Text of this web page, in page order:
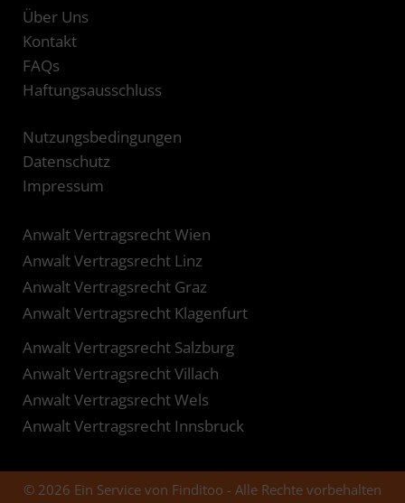
Über Uns
Kontakt
FAQs
Haftungsausschluss
Nutzungsbedingungen
Datenschutz
Impressum
Anwalt Vertragsrecht Wien
Anwalt Vertragsrecht Linz
Anwalt Vertragsrecht Graz
Anwalt Vertragsrecht Klagenfurt
Anwalt Vertragsrecht Salzburg
Anwalt Vertragsrecht Villach
Anwalt Vertragsrecht Wels
Anwalt Vertragsrecht Innsbruck
© 2026 Ein Service von Finditoo - Alle Rechte vorbehalten